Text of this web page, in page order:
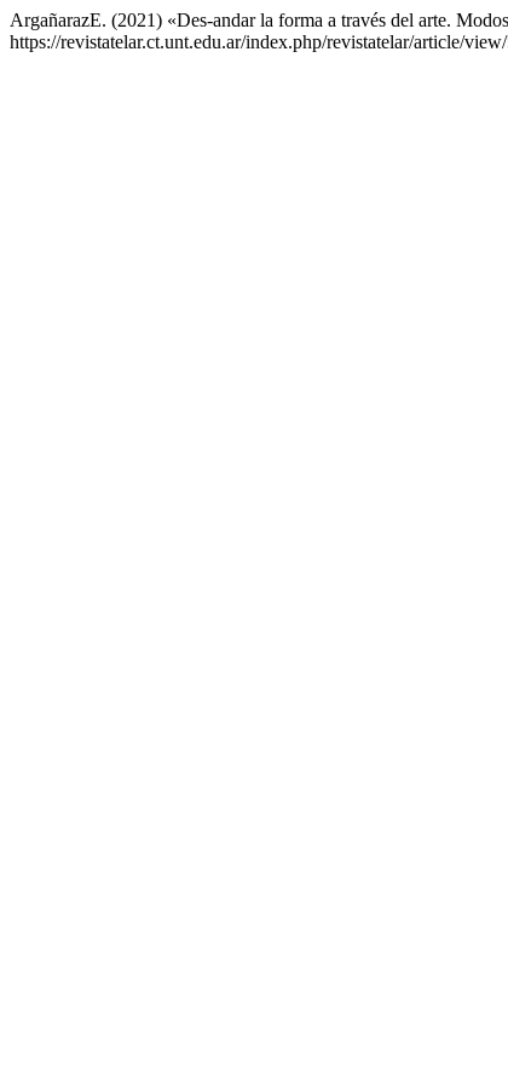
ArgañarazE. (2021) «Des-andar la forma a través del arte.
https://revistatelar.ct.unt.edu.ar/index.php/revistatelar/article/